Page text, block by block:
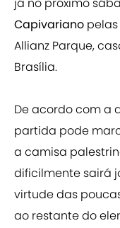
Capivariano
Allianz Parque,
Brasília.
De acordo com a
partida pode
a camisa
dificilmente sairá
virtude das
ao restante do